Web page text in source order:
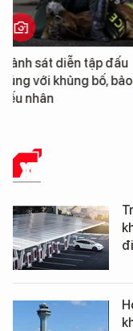
Hình ảnh đầu tiên về
tàu sân bay USS
Washington vừa đến
XE